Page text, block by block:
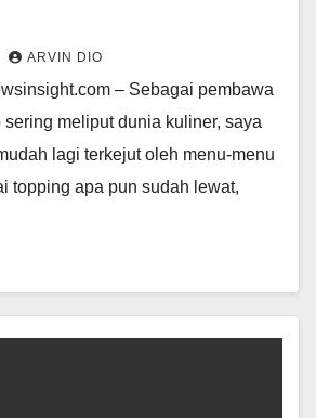
ARVIN DIO
– Sebagai pembawa
sering meliput dunia kuliner, saya
lagi terkejut oleh menu-menu
topping apa pun sudah lewat,